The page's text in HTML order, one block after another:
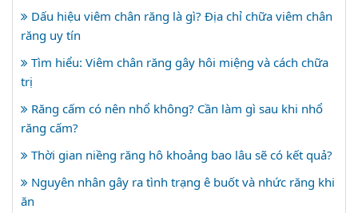
Dấu hiệu viêm chân răng là gì? Địa chỉ chữa viêm chân
răng uy tín
Tìm hiểu: Viêm chân răng gây hôi miệng và cách chữa
trị
Răng cấm có nên nhổ không? Cần làm gì sau khi nhổ
răng cấm?
Thời gian niềng răng hô khoảng bao lâu sẽ có kết quả?
Nguyên nhân gây ra tình trạng ê buốt và nhức răng khi
ăn